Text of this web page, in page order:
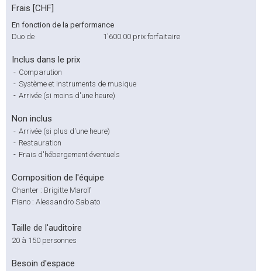
Frais [CHF]
En fonction de la performance
Duo de
1'600.00 prix forfaitaire
Inclus dans le prix
- Comparution
- Système et instruments de musique
- Arrivée (si moins d'une heure)
Non inclus
- Arrivée (si plus d'une heure)
- Restauration
- Frais d'hébergement éventuels
Composition de l'équipe
Chanter : Brigitte Marolf
Piano : Alessandro Sabato
Taille de l'auditoire
20 à 150 personnes
Besoin d'espace